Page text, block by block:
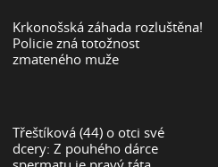
Krkonošská záhada rozluštěna!
Policie zná totožnost
zmateného muže
Třeštíková (44) o otci své
dcery: Z pouhého dárce